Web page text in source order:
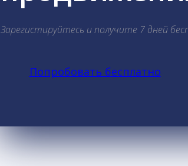
Зарегистируйтесь и получите 7 дней
Попробовать бесплатно